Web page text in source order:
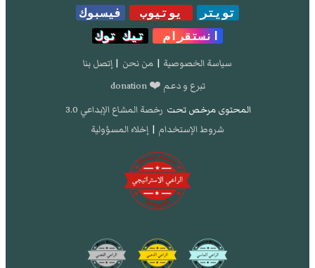
تويتر يوتيوب
فيسبوك
انستقرام
تيك توك
سياسة الخصوصية | من نحن | إتصل بنا
تبرع و دعم ❤️ donation
المحتوى مرخص تحت رخصة المشاع الإبداعي 3.0
شروط الإستخدام | إخلاء المسؤولية